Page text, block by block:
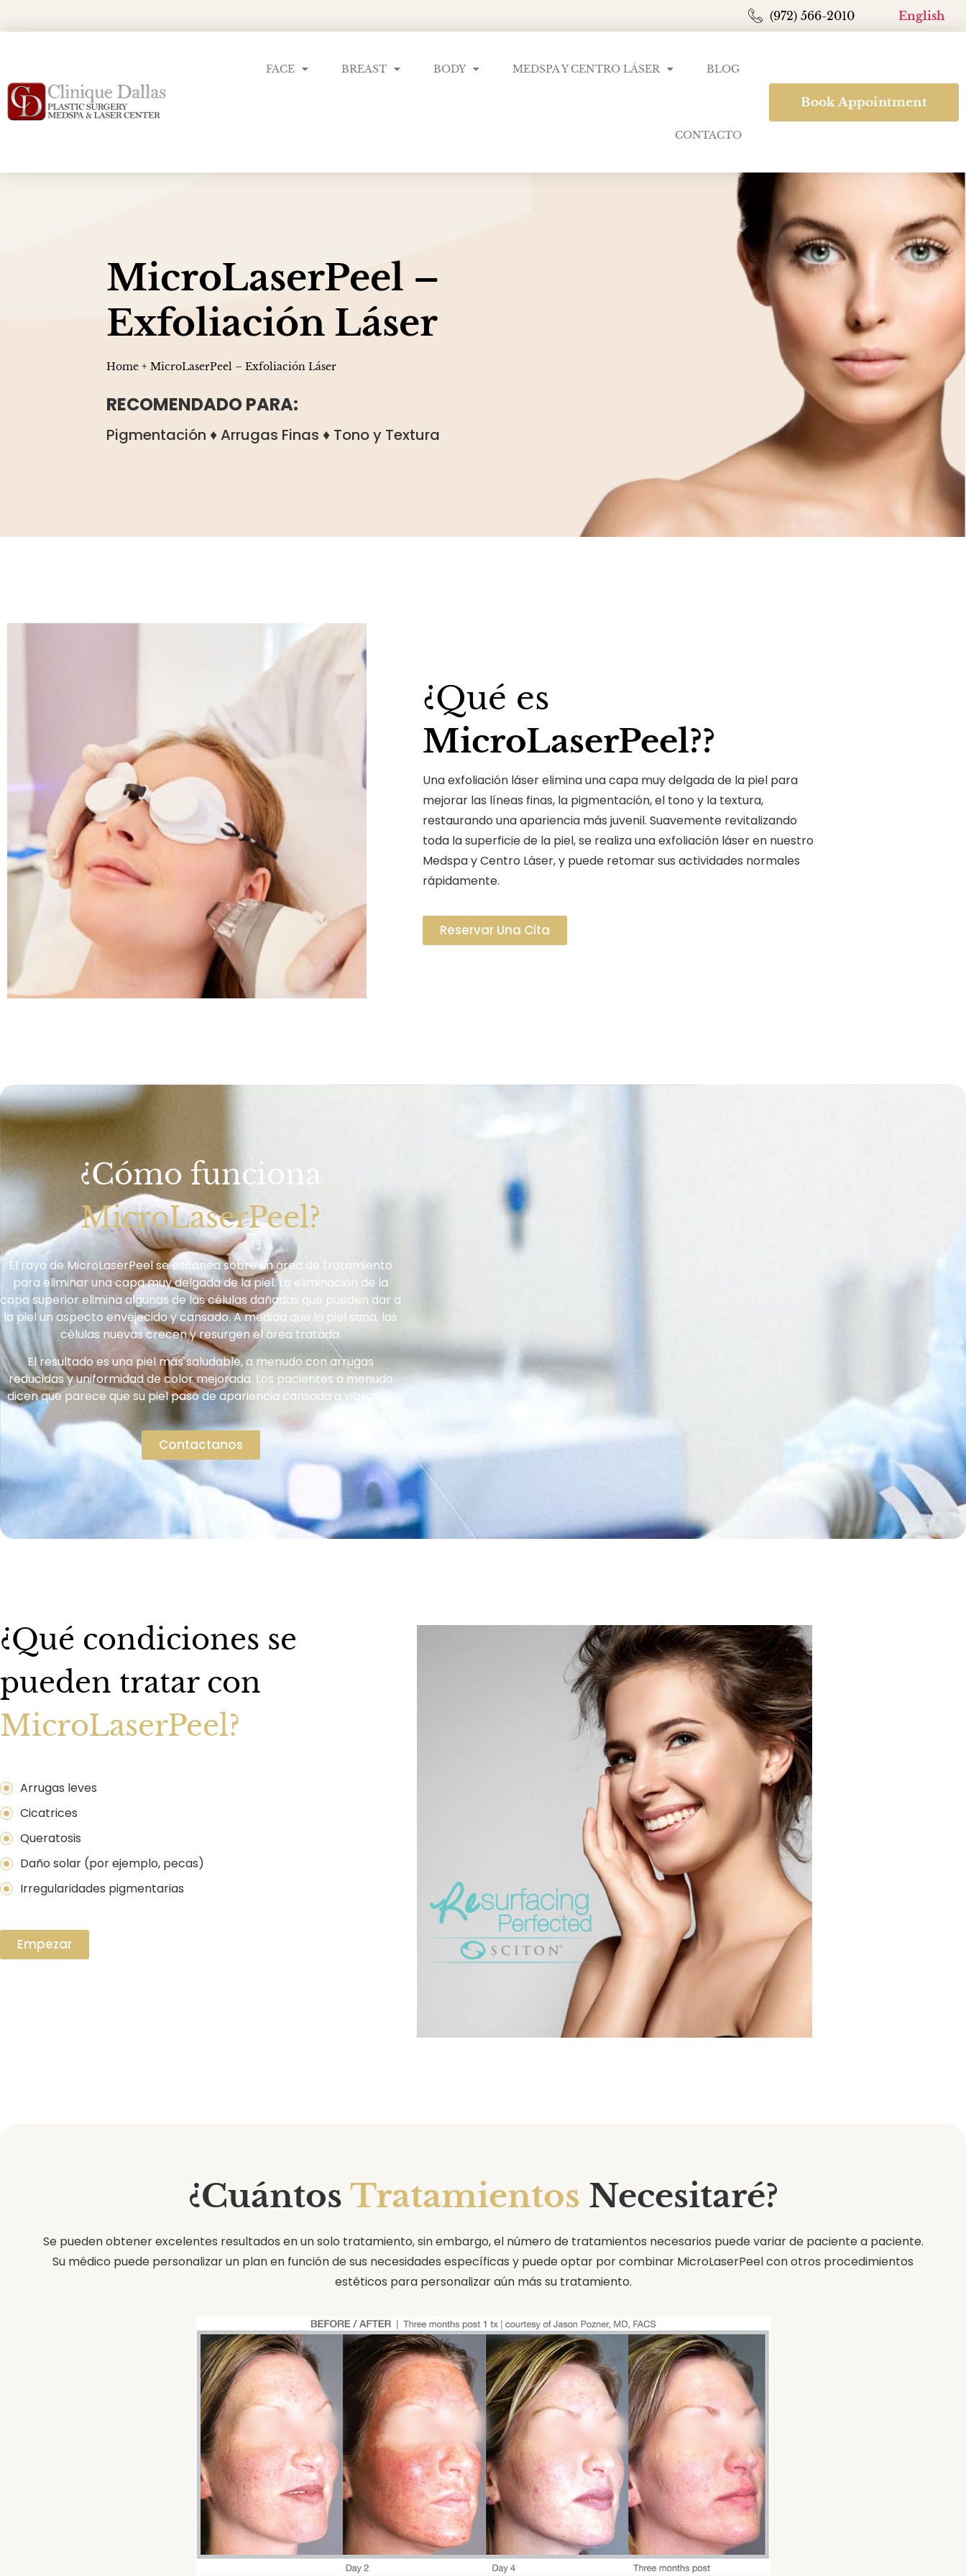
(972) 566-2010 English
FACE BREAST BODY MEDSPA Y CENTRO LÁSER BLOG
CONTACTO
Book Appointment
MicroLaserPeel –
Exfoliación Láser
Home+ MicroLaserPeel – Exfoliación Láser
RECOMENDADO PARA:
Pigmentación ♦ Arrugas Finas ♦ Tono y Textura
¿Qué es
MicroLaserPeel??
Una exfoliación láser elimina una capa muy delgada de la piel para
mejorar las líneas finas, la pigmentación, el tono y la textura,
restaurando una apariencia más juvenil. Suavemente revitalizando
toda la superficie de la piel, se realiza una exfoliación láser en nuestro
Medspa y Centro Láser, y puede retomar sus actividades normales
rápidamente.
Reservar Una Cita
¿Cómo funciona
MicroLaserPeel?
El rayo de MicroLaserPeel se escanea sobre un área de tratamiento
para eliminar una capa muy delgada de la piel. La eliminación de la
capa superior elimina algunas de las células dañadas que pueden dar a
la piel un aspecto envejecido y cansado. A medida que la piel sana, las
células nuevas crecen y resurgen el área tratada.
El resultado es una piel más saludable, a menudo con arrugas
reducidas y uniformidad de color mejorada. Los pacientes a menudo
dicen que parece que su piel pasó de apariencia cansada a vibrante.
Contactanos
¿Qué condiciones se
pueden tratar con
MicroLaserPeel?
Arrugas leves
Cicatrices
Queratosis
Daño solar (por ejemplo, pecas)
Irregularidades pigmentarias
Empezar
¿Cuántos Tratamientos Necesitaré?
Se pueden obtener excelentes resultados en un solo tratamiento, sin embargo, el número de tratamientos necesarios puede variar de paciente a paciente.
Su médico puede personalizar un plan en función de sus necesidades específicas y puede optar por combinar MicroLaserPeel con otros procedimientos
estéticos para personalizar aún más su tratamiento.